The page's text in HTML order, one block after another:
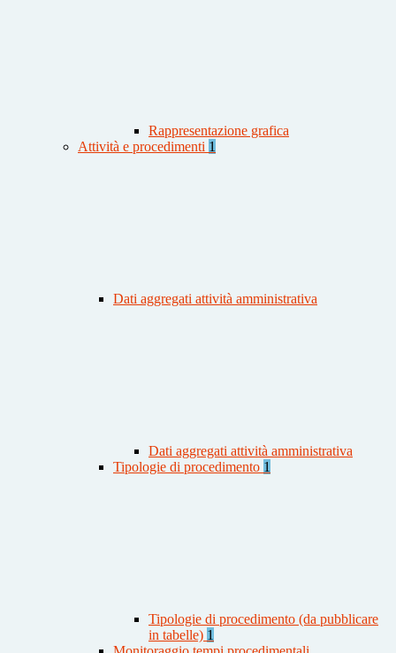
Rappresentazione grafica
Attività e procedimenti 1
Dati aggregati attività amministrativa
Dati aggregati attività amministrativa
Tipologie di procedimento 1
Tipologie di procedimento (da pubblicare
in tabelle) 1